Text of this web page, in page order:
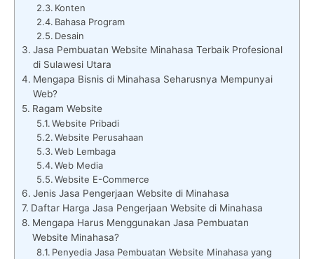
Konten
Bahasa Program
Desain
Jasa Pembuatan Website Minahasa Terbaik Profesional
di Sulawesi Utara
Mengapa Bisnis di Minahasa Seharusnya Mempunyai
Web?
Ragam Website
Website Pribadi
Website Perusahaan
Web Lembaga
Web Media
Website E-Commerce
Jenis Jasa Pengerjaan Website di Minahasa
Daftar Harga Jasa Pengerjaan Website di Minahasa
Mengapa Harus Menggunakan Jasa Pembuatan
Website Minahasa?
Penyedia Jasa Pembuatan Website Minahasa yang